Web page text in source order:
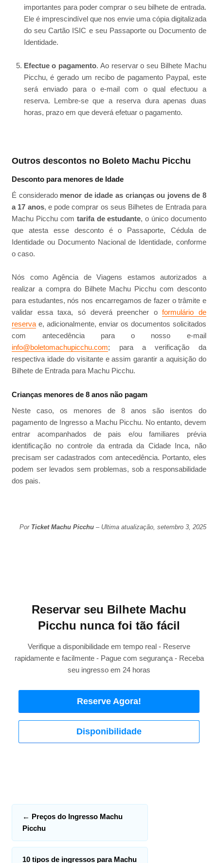
importantes para poder comprar o seu bilhete de entrada.
Ele é imprescindível que nos envie uma cópia digitalizada
do seu Cartão ISIC e seu Passaporte ou Documento de
Identidade.
Efectue o pagamento. Ao reservar o seu Bilhete Machu
Picchu, é gerado um recibo de pagamento Paypal, este
será enviado para o e-mail com o qual efectuou a
reserva. Lembre-se que a reserva dura apenas duas
horas, prazo em que deverá efetuar o pagamento.
Outros descontos no Boleto Machu Picchu
Desconto para menores de Idade
É considerado menor de idade as crianças ou jovens de 8
a 17 anos, e pode comprar os seus Bilhetes de Entrada para
Machu Picchu com tarifa de estudante, o único documento
que atesta esse desconto é o Passaporte, Cédula de
Identidade ou Documento Nacional de Identidade, conforme
o caso.
Nós como Agência de Viagens estamos autorizados a
realizar a compra do Bilhete Machu Picchu com desconto
para estudantes, nós nos encarregamos de fazer o trâmite e
validar essa taxa, só deverá preencher oformulário de
reserva e, adicionalmente, enviar os documentos solicitados
com antecedência para o nosso e-mail
info@boletomachupicchu.com; para a verificação da
respectiva idade do visitante e assim garantir a aquisição do
Bilhete de Entrada para Machu Picchu.
Crianças menores de 8 anos não pagam
Neste caso, os menores de 8 anos são isentos do
pagamento de Ingresso a Machu Picchu. No entanto, devem
entrar acompanhados de pais e/ou familiares prévia
identificação no controle da entrada da Cidade Inca, não
precisam ser cadastrados com antecedência. Portanto, eles
podem ser levados sem problemas, sob a responsabilidade
dos pais.
Por Ticket Machu Picchu– Ultima atualização, setembro 3, 2025
Reservar seu Bilhete Machu
Picchu nunca foi tão fácil
Verifique a disponibilidade em tempo real - Reserve
rapidamente e facilmente - Pague com segurança - Receba
seu ingresso em 24 horas
Reserve Agora!
Disponibilidade
← Preços do Ingresso Machu
Picchu
10 tipos de ingressos para Machu